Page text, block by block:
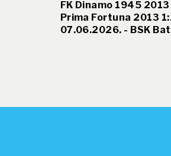
FK Dinamo 1945 2013
Prima Fortuna 2013
07.06.2026. - BSK